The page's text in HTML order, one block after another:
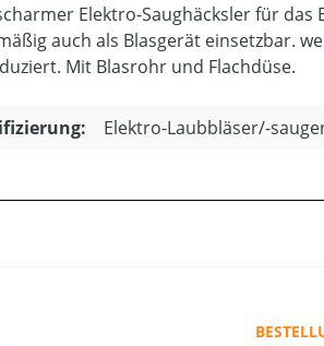
Elektro-Saughäcksler für
auch als Blasgerät einsetzbar.
Mit Blasrohr und Flachdüse.
Elektro-Laubbläser/-